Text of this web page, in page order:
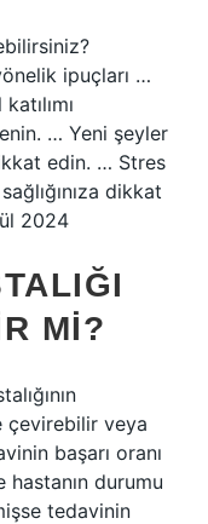
ipuçları …
… Yeni şeyler
edin. … Stres
dikkat
2024
MI?
çevirebilir veya
başarı oranı
hastanın durumu
tedavinin